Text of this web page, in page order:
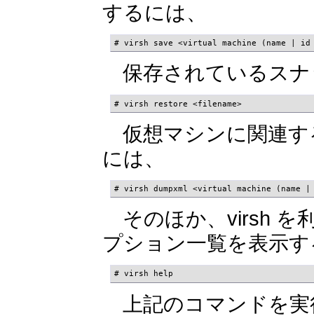
するには、
# virsh save <virtual machine (name |
保存されているスナ
# virsh restore <filename>
仮想マシンに関連す
には、
# virsh dumpxml <virtual machine
そのほか、virsh を
プション一覧を表示
# virsh help
上記のコマンドを実